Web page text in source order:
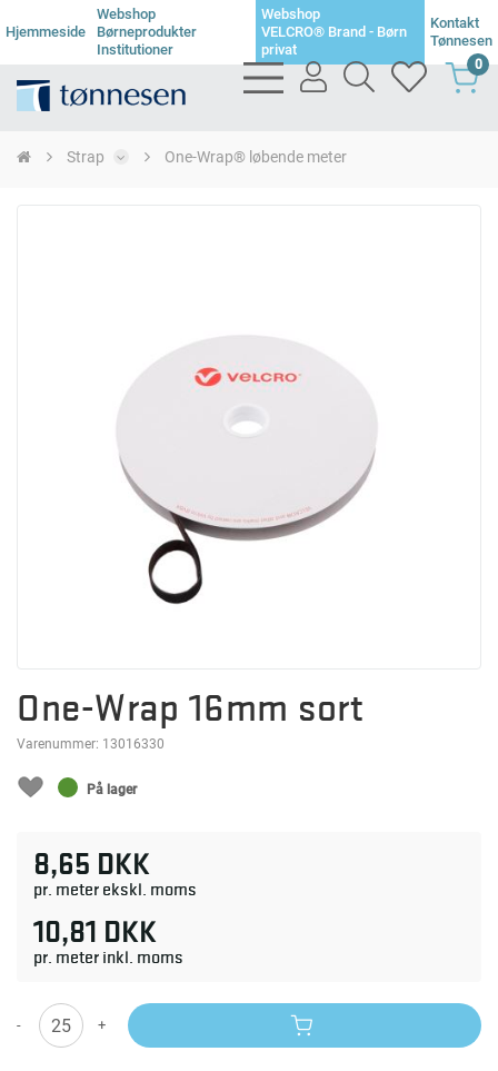
Hjemmeside
Webshop
Børneprodukter
Institutioner
Webshop
VELCRO® Brand - Børn
privat
Kontakt
Tønnesen
bars
light
user
searchheart 0
Strap One-Wrap® løbende meter
One-Wrap 16mm sort
Varenummer: 13016330
På lager
8,65 DKK
pr. meter ekskl. moms
10,81 DKK
pr. meter inkl. moms
- +